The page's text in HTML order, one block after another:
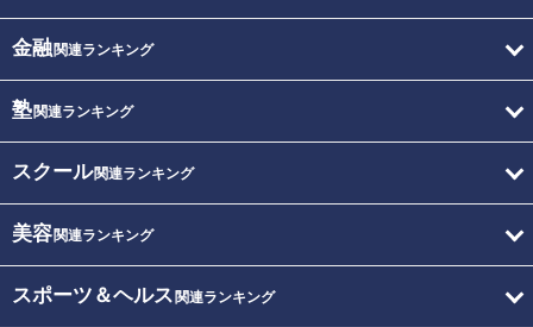
金融関連ランキング
塾関連ランキング
スクール関連ランキング
美容関連ランキング
スポーツ＆ヘルス 関連ランキング